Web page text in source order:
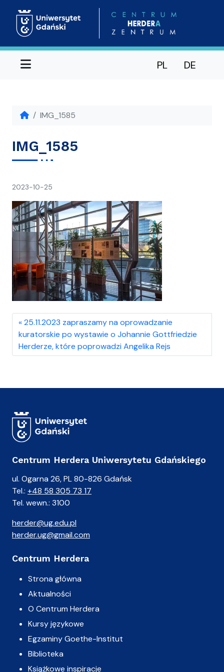
Menu PL DE
IMG_1585
IMG_1585
2023-10-25
25.11.2023 zapraszamy na oprowadzanie
kuratorskie po wystawie o Johannie Gottfriedzie
Herderze, które poprowadzi Angelika Rejs
Centrum Herdera Uniwersytetu Gdańskiego
ul. Ogarna 26, PL 80-826 Gdańsk
Tel.: +48 58 305 73 17
Tel. wewn.: 3100
herder@ug.edu.pl
herder.ug@gmail.com
Centrum Herdera
Strona główna
Aktualności
O Centrum Herdera
Kursy językowe
Egzaminy Goethe-Institut
Biblioteka
Książkowe inspiracje